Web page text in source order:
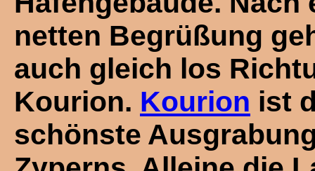
netten Begrüßung
auch gleich los
Kourion. Kourion ist
schönste